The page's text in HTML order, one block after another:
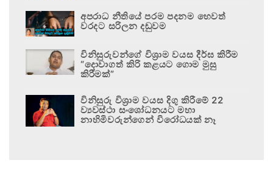
අපරාධ නීතියේ පරම පදනම හෙවත්
වරදට සරිලන දඬුවම
විනිසුරුවන්ගේ විශ්‍රාම වයස දීර්ඝ කිරීම
“දොවාගත් කිරි කළයට ගොම මුසු
කිරීමක්”
විනිසුරු විශ්‍රාම වයස දිගු කිරීමේ 22
ව්‍යවස්ථා සංශෝධනයට මහා
නාහිමිවරුන්ගෙන් විරෝධයක් නෑ